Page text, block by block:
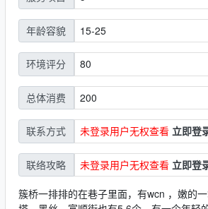
年龄容貌 15-25
环境评分 80
总体消费 200
联系方式 未登录用户无权查看 立即登
联络攻略 未登录用户无权查看 立即登
簇桥一排排的在巷子里面，有wcn ，嫩的